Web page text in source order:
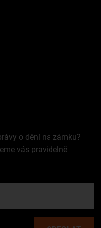
o dění na zámku?
vás pravidelně